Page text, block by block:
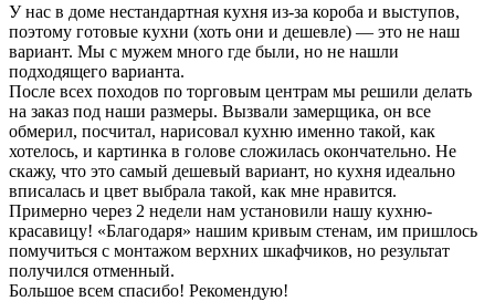
У нас в доме нестандартная кухня из-за короба и выступов,
поэтому готовые кухни (хоть они и дешевле) — это не наш
вариант. Мы с мужем много где были, но не нашли
подходящего варианта.
После всех походов по торговым центрам мы решили делать
на заказ под наши размеры. Вызвали замерщика, он все
обмерил, посчитал, нарисовал кухню именно такой, как
хотелось, и картинка в голове сложилась окончательно. Не
скажу, что это самый дешевый вариант, но кухня идеально
вписалась и цвет выбрала такой, как мне нравится.
Примерно через 2 недели нам установили нашу кухню-
красавицу! «Благодаря» нашим кривым стенам, им пришлось
помучиться с монтажом верхних шкафчиков, но результат
получился отменный.
Большое всем спасибо! Рекомендую!